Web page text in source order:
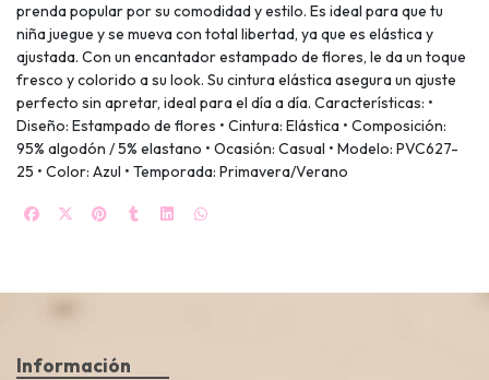
prenda popular por su comodidad y estilo. Es ideal para que tu
niña juegue y se mueva con total libertad, ya que es elástica y
ajustada. Con un encantador estampado de flores, le da un toque
fresco y colorido a su look. Su cintura elástica asegura un ajuste
perfecto sin apretar, ideal para el día a día. Características: •
Diseño: Estampado de flores • Cintura: Elástica • Composición:
95% algodón / 5% elastano • Ocasión: Casual • Modelo: PVC627-
25 • Color: Azul • Temporada: Primavera/Verano
Información